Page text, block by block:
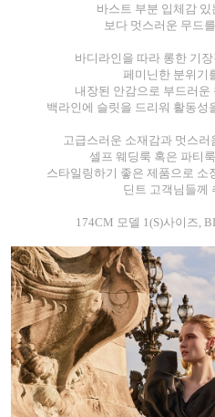
바스트 부분 입체감
보다 멋스러운 무드
바디라인을 따라 롱한 기
페미닌한 분위기
내장된 안감으로 부드러운
백라인에 슬릿을 드리워 활동성
고급스러운 소재감과 멋스
셀프 웨딩룩 혹은 파티
스타일링하기 좋은 제품으로 소
딘트 고객님들께
174CM 모델 1(S)사이즈,